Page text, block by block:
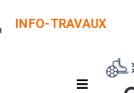
INFO-TRAVAUX